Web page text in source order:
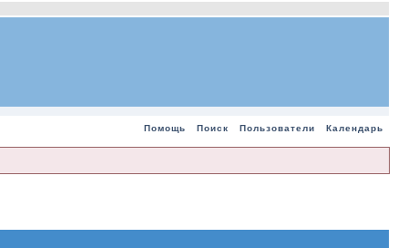
Помощь Поиск Пользователи Календарь